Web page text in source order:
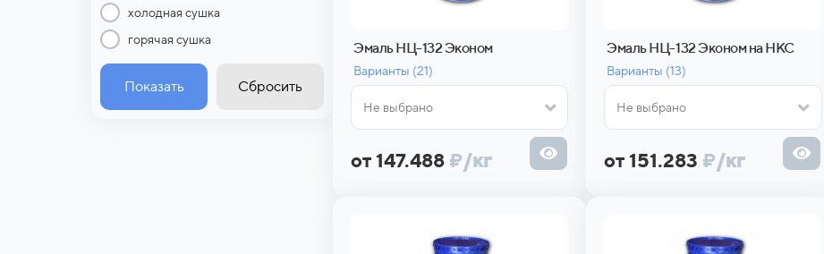
холодная сушка
горячая сушка
Показать Сбросить
Эмаль НЦ-132 Эконом
Варианты (21)
Не выбрано
от 147.488 ₽/кг
Эмаль НЦ-132 Эконом на НКС
Варианты (13)
Не выбрано
от 151.283 ₽/кг